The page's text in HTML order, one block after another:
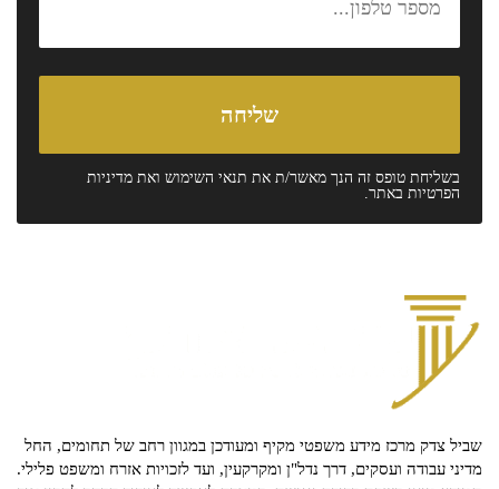
בשליחת טופס זה הנך מאשר/ת את תנאי השימוש ואת מדיניות
הפרטיות באתר.
שביל צדק מרכז מידע משפטי מקיף ומעודכן במגוון רחב של תחומים, החל
מדיני עבודה ועסקים, דרך נדל"ן ומקרקעין, ועד לזכויות אזרח ומשפט פלילי.